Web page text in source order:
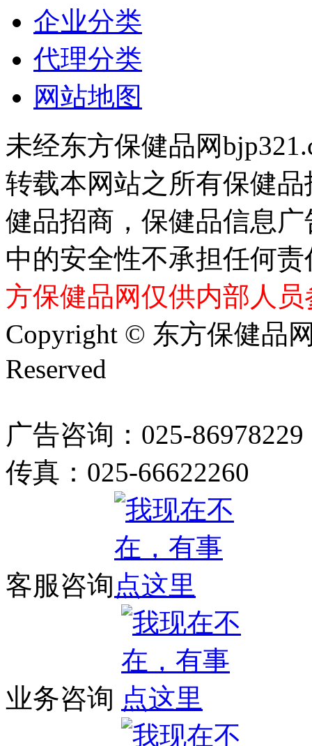
企业分类
代理分类
网站地图
未经东方保健品网
转载本网站之所有保健
健品招商，保健品信息
中的安全性不承担任何
方保健品网仅供内部人
Copyright © 东方保健品
Reserved
广告咨询：025-86978229
传真：025-66622260
客服咨询
业务咨询